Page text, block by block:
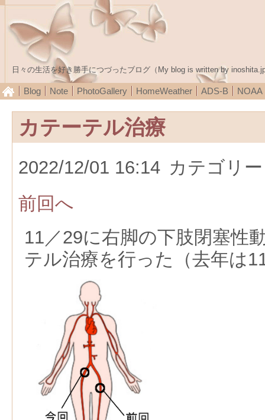
日々の生活を好き勝手につづったブログ（My blog is written by
Blog Note PhotoGallery HomeWeather ADS-B NOAA
カテーテル治療
2022/12/01 16:14 カテゴリ
前回へ
11／29に右脚の下肢閉塞性
テル治療を行った（去年は